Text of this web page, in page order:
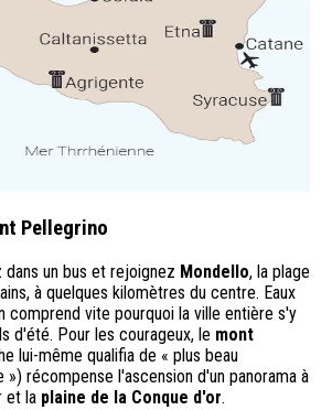
Pellegrino
dans un bus et rejoignez Mondello, la plage
à quelques kilomètres du centre. Eaux
comprend vite pourquoi la ville entière s'y
d'été. Pour les courageux, le mont
lui-même qualifia de « plus beau
récompense l'ascension d'un panorama à
et la plaine de la Conque d'or.